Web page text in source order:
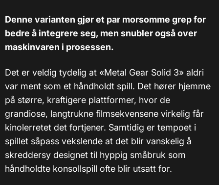
Denne varianten gjør et par morsomme grep for
bedre å integrere seg, men snubler også over
maskinvaren i prosessen.
Det er veldig tydelig at «Metal Gear Solid 3» aldri
var ment som et håndholdt spill. Det hører hjemme
på større, kraftigere plattformer, hvor de
grandiose, langtrukne filmsekvensene virkelig får
kinolerretet det fortjener. Samtidig er tempoet i
spillet såpass vekslende at det blir vanskelig å
skreddersy designet til hyppig småbruk som
håndholdte konsollspill ofte blir utsatt for.